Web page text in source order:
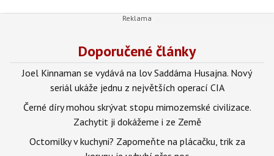
Doporučené články
Joel Kinnaman se vydává na lov Saddáma Husajna. Nový
seriál ukáže jednu z největších operací CIA
Černé díry mohou skrývat stopu mimozemské civilizace.
Zachytit ji dokážeme i ze Země
Octomilky v kuchyni? Zapomeňte na plácačku, trik za